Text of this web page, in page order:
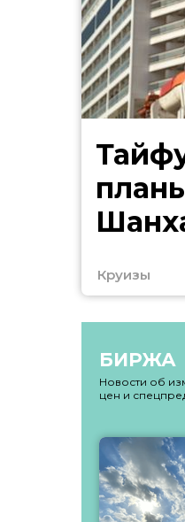
Круизы
БИРЖА
Новости об
цен и